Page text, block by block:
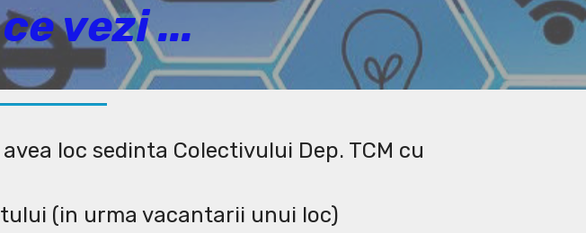
vezi ...
avea loc sedinta Colectivului Dep. TCM cu
(in urma vacantarii unui loc)